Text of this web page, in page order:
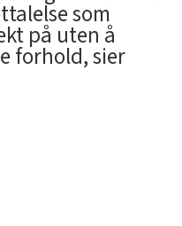
som
på uten å
forhold, sier